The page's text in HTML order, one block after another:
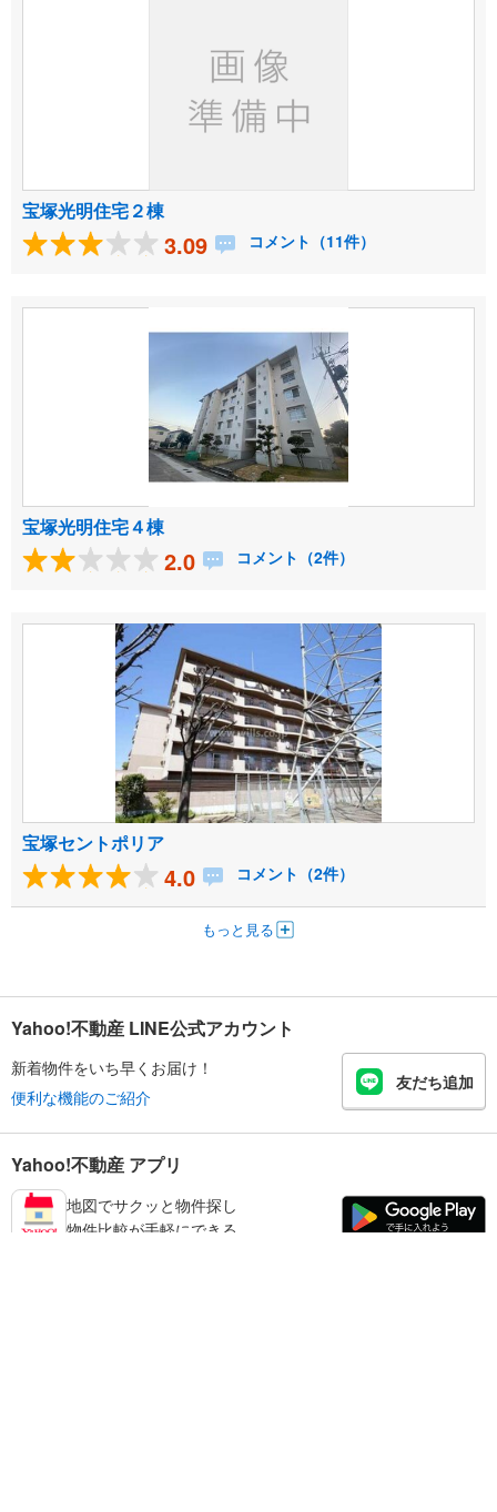
宝塚光明住宅２棟
3.09 コメント（11件）
宝塚光明住宅４棟
2.0 コメント（2件）
宝塚セントポリア
4.0 コメント（2件）
もっと見る
Yahoo!不動産 LINE公式アカウント
新着物件をいち早くお届け！
便利な機能のご紹介
友だち追加
Yahoo!不動産 アプリ
地図でサクッと物件探し
物件比較が手軽にできる